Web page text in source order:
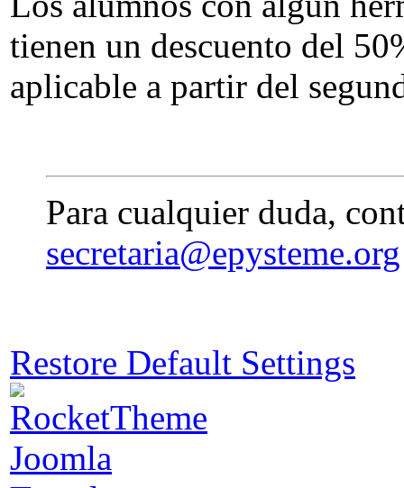
tienen un descuento del
aplicable a partir del
Para cualquier duda,
secretaria@epysteme.org
Restore Default Settings